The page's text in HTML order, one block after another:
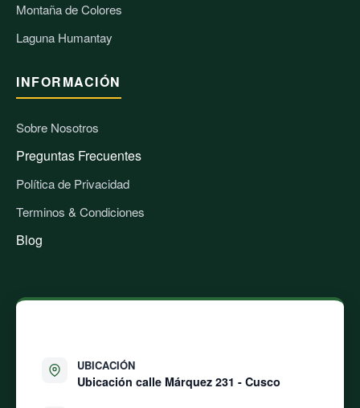
Montaña de Colores
Laguna Humantay
INFORMACIÓN
Sobre Nosotros
Preguntas Frecuentes
Política de Privacidad
Terminos & Condiciones
Blog
UBICACIÓN
Ubicación calle Márquez 231 - Cusco